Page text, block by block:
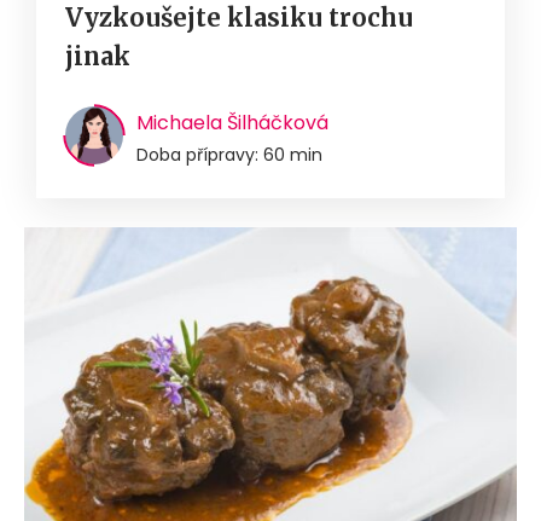
Vyzkoušejte klasiku trochu
jinak
Michaela Šilháčková
Doba přípravy: 60 min